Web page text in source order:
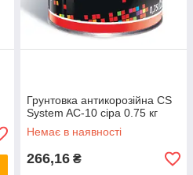
Грунтовка антикорозійна CS
System AC-10 сіра 0.75 кг
Немає в наявності
266,16 ₴